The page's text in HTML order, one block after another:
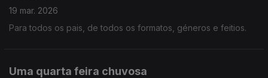
19 mar. 2026
Para todos os pais, de todos os formatos, géneros e feitios.
Uma quarta feira chuvosa